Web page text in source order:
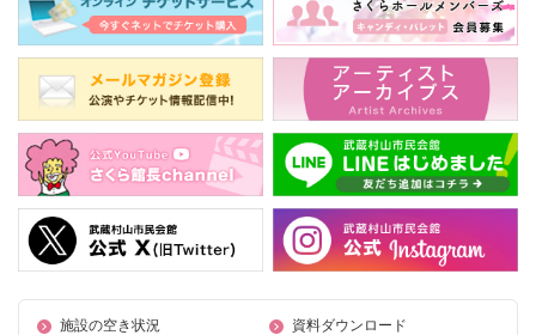
施設の空き状況
資料ダウンロード